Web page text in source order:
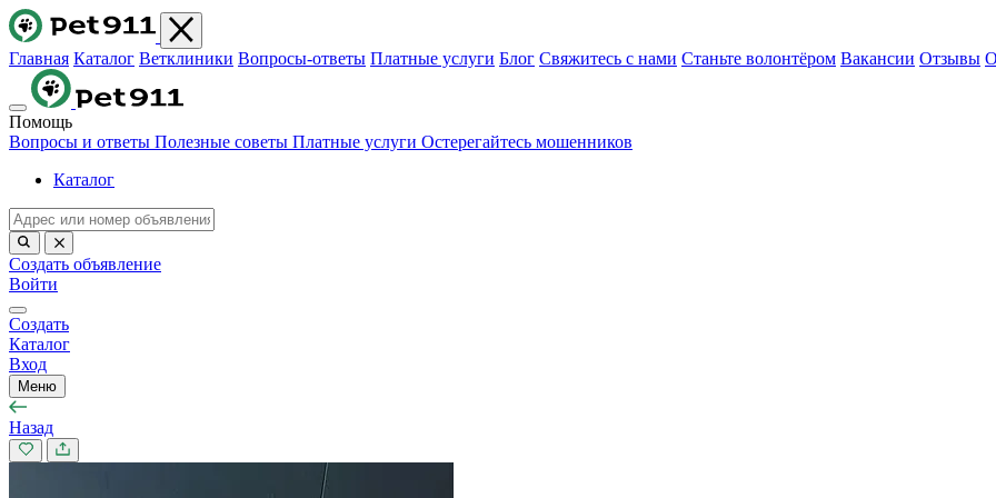
Главная Каталог Ветклиники Вопросы-ответы Платные услуги Блог Свяжитесь с нами Станьте волонтёром Вакансии Отзывы
Помощь
Вопросы и ответы Полезные советы Платные услуги Остерегайтесь мошенников
Каталог
Создать объявление
Войти
Создать
Каталог
Вход
Меню
Назад